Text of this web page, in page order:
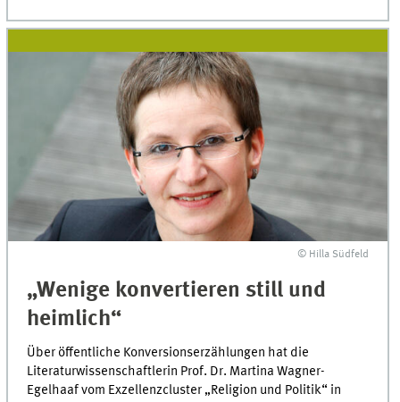
© Hilla Südfeld
„Wenige konvertieren still und
heimlich“
Über öffentliche Konversionserzählungen hat die
Literaturwissenschaftlerin Prof. Dr. Martina Wagner-
Egelhaaf vom Exzellenzcluster „Religion und Politik“ in